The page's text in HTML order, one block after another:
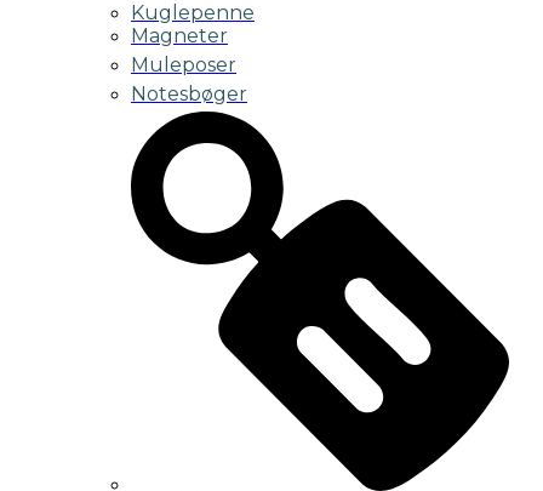
Kuglepenne
Magneter
Muleposer
Notesbøger